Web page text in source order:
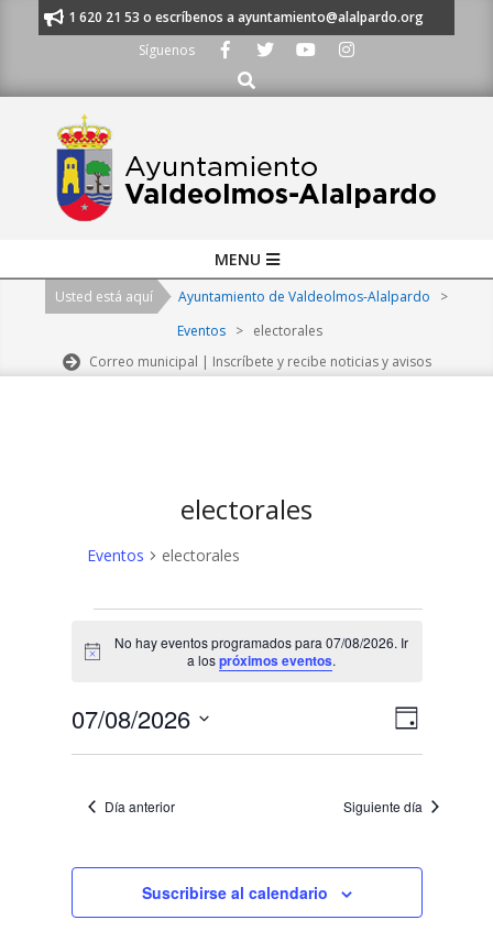
al 91 620 21 53 o escríbenos a ayuntamiento@alalpardo.org
Síguenos
Buscar
Navigation
MENU
Usted está aquí Ayuntamiento de Valdeolmos-Alalpardo
>
Eventos > electorales
Correo municipal | Inscríbete y recibe noticias y avisos
electorales
Eventos electorales
en
07/08/2026
Aviso
No hay eventos programados para 07/08/2026. Ir
a lospróximos eventos.
N
a
v
g
a
N
e
i
Día
07/08/2026
Día anterior Siguiente día
Suscribirse al calendario